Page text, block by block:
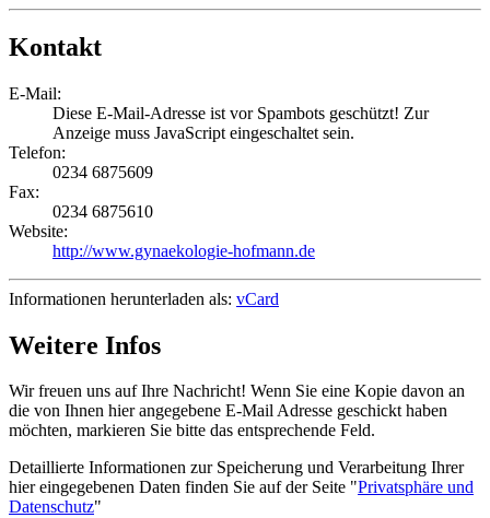
Kontakt
E-Mail:
Diese E-Mail-Adresse ist vor Spambots geschützt! Zur
Anzeige muss JavaScript eingeschaltet sein.
Telefon:
0234 6875609
Fax:
0234 6875610
Website:
http://www.gynaekologie-hofmann.de
Informationen herunterladen als: vCard
Weitere Infos
Wir freuen uns auf Ihre Nachricht! Wenn Sie eine Kopie davon an
die von Ihnen hier angegebene E-Mail Adresse geschickt haben
möchten, markieren Sie bitte das entsprechende Feld.
Detaillierte Informationen zur Speicherung und Verarbeitung Ihrer
hier eingegebenen Daten finden Sie auf der Seite "Privatsphäre und
Datenschutz"